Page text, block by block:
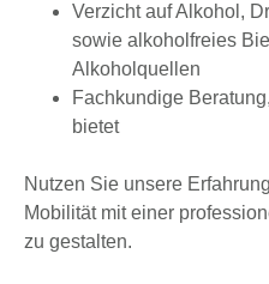
Verzicht auf Alkohol,
sowie alkoholfreies
Alkoholquellen
Fachkundige
bietet
Nutzen Sie unsere
Mobilität mit einer
zu gestalten.